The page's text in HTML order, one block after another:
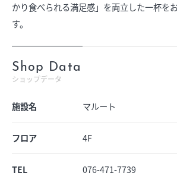
かり食べられる満足感」を両立した一杯を
す。
Shop Data
ショップデータ
施設名 マルート
フロア 4F
TEL 076-471-7739